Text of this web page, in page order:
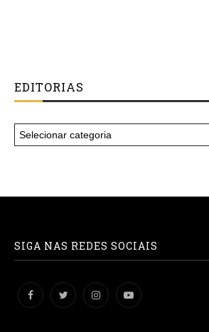
EDITORIAS
SIGA NAS REDES SOCIAIS